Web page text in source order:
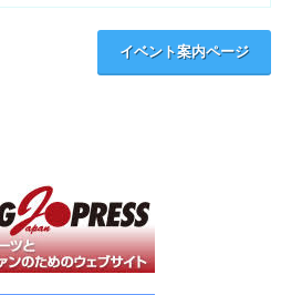
イベント案内ページ